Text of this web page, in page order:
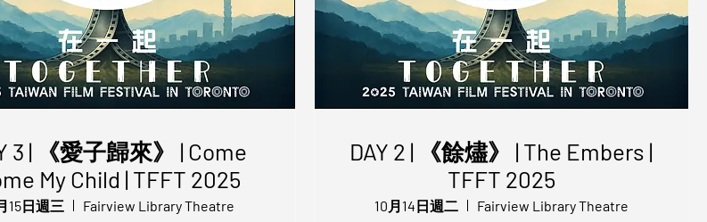
3 | 《愛子歸來》 | Come
My Child | TFFT 2025
15日週三
Fairview Library Theatre
DAY 2 | 《餘燼》 | The Embers |
TFFT 2025
10月14日週二
Fairview Library Theatre